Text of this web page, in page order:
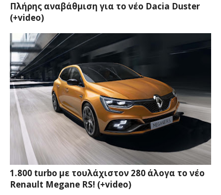
Πλήρης αναβάθμιση για το νέο Dacia Duster
(+video)
1.800 turbo με τουλάχιστον 280 άλογα το νέο
Renault Megane RS! (+video)